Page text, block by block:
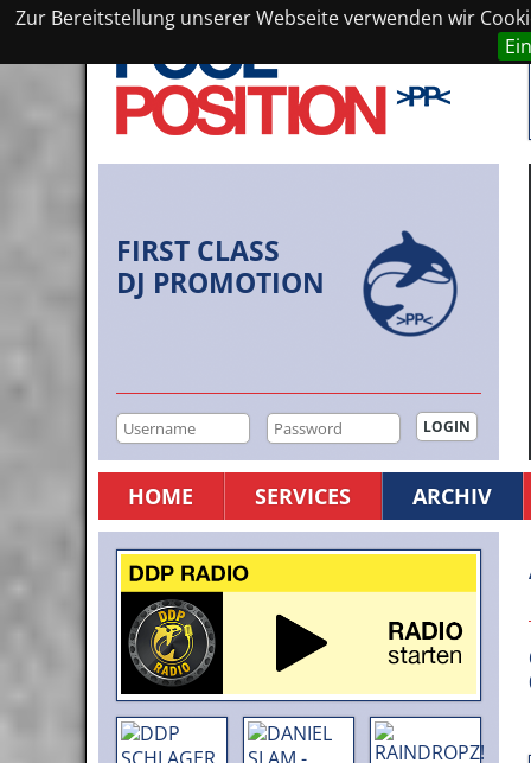
Zur Bereitstellung unserer Webseite verwenden wir
FIRST CLASS
DJ PROMOTION
HOME SERVICES ARCHIV